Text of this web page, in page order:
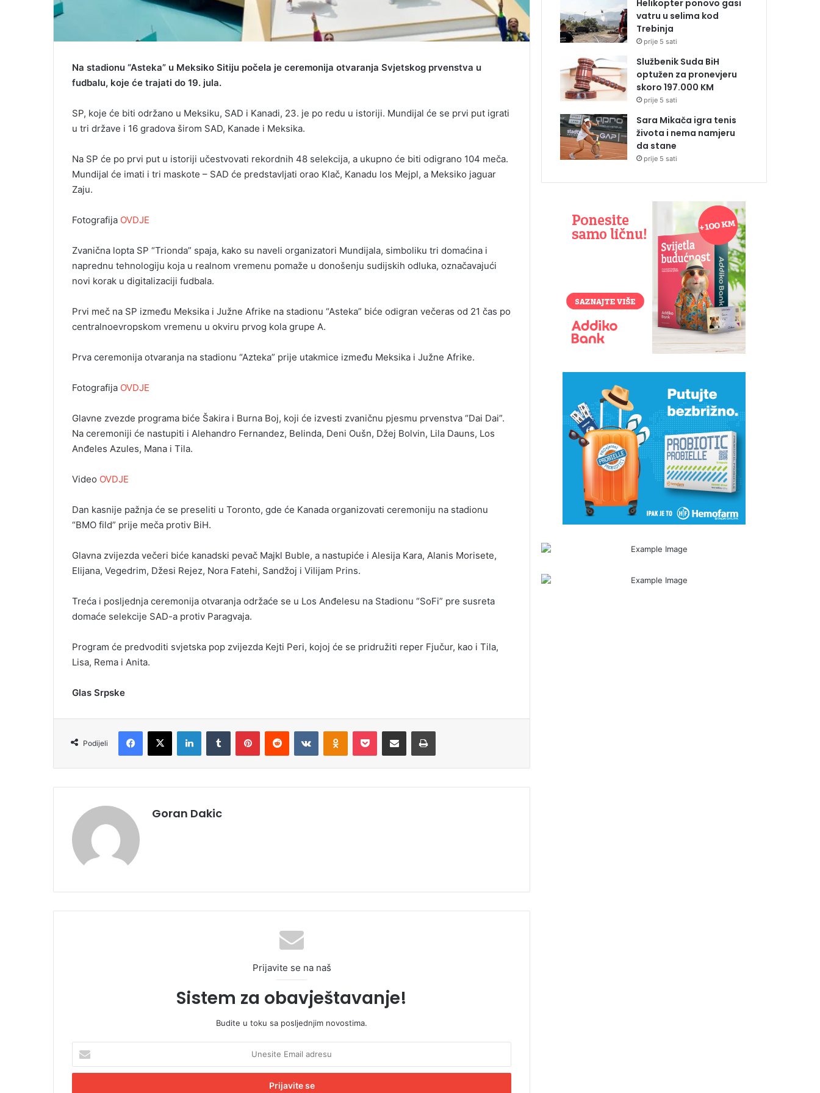
Na stadionu “Asteka” u Meksiko Sitiju počela je ceremonija otvaranja Svjetskog prvenstva u
fudbalu, koje će trajati do 19. jula.
SP, koje će biti održano u Meksiku, SAD i Kanadi, 23. je po redu u istoriji. Mundijal će se prvi put igrati
u tri države i 16 gradova širom SAD, Kanade i Meksika.
Na SP će po prvi put u istoriji učestvovati rekordnih 48 selekcija, a ukupno će biti odigrano 104 meča.
Mundijal će imati i tri maskote – SAD će predstavljati orao Klač, Kanadu los Mejpl, a Meksiko jaguar
Zaju.
Fotografija OVDJE
Zvanična lopta SP “Trionda” spaja, kako su naveli organizatori Mundijala, simboliku tri domaćina i
naprednu tehnologiju koja u realnom vremenu pomaže u donošenju sudijskih odluka, označavajući
novi korak u digitalizaciji fudbala.
Prvi meč na SP između Meksika i Južne Afrike na stadionu “Asteka” biće odigran večeras od 21 čas po
centralnoevropskom vremenu u okviru prvog kola grupe A.
Prva ceremonija otvaranja na stadionu “Azteka” prije utakmice između Meksika i Južne Afrike.
Fotografija OVDJE
Glavne zvezde programa biće Šakira i Burna Boj, koji će izvesti zvaničnu pjesmu prvenstva “Dai Dai”.
Na ceremoniji će nastupiti i Alehandro Fernandez, Belinda, Deni Oušn, Džej Bolvin, Lila Dauns, Los
Anđeles Azules, Mana i Tila.
Video OVDJE
Dan kasnije pažnja će se preseliti u Toronto, gde će Kanada organizovati ceremoniju na stadionu
“BMO fild” prije meča protiv BiH.
Glavna zvijezda večeri biće kanadski pevač Majkl Buble, a nastupiće i Alesija Kara, Alanis Morisete,
Elijana, Vegedrim, Džesi Rejez, Nora Fatehi, Sandžoj i Vilijam Prins.
Treća i posljednja ceremonija otvaranja održaće se u Los Anđelesu na Stadionu “SoFi” pre susreta
domaće selekcije SAD-a protiv Paragvaja.
Program će predvoditi svjetska pop zvijezda Kejti Peri, kojoj će se pridružiti reper Fjučur, kao i Tila,
Lisa, Rema i Anita.
Glas Srpske
Podijeli
Goran Dakic
Prijavite se na naš
Sistem za obavještavanje!
Budite u toku sa posljednjim novostima.
e
Helikopter ponovo gasi
vatru u selima kod
Trebinja
prije 5 sati
Službenik Suda BiH
optužen za pronevjeru
skoro 197.000 KM
prije 5 sati
Sara Mikača igra tenis
života i nema namjeru
da stane
prije 5 sati